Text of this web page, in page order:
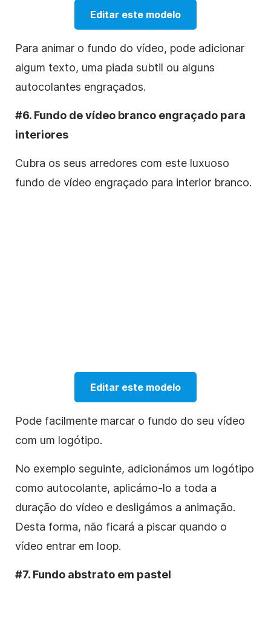
Editar este modelo
Para animar o fundo do vídeo, pode adicionar
algum texto, uma piada subtil ou alguns
autocolantes engraçados.
#6. Fundo de vídeo branco engraçado para
interiores
Cubra os seus arredores com este luxuoso
fundo de vídeo engraçado para interior branco.
Editar este modelo
Pode facilmente marcar o fundo do seu vídeo
com um logótipo.
No exemplo seguinte, adicionámos um logótipo
como autocolante, aplicámo-lo a toda a
duração do vídeo e desligámos a animação.
Desta forma, não ficará a piscar quando o
vídeo entrar em loop.
#7. Fundo abstrato em pastel